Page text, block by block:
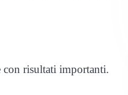
con risultati importanti.